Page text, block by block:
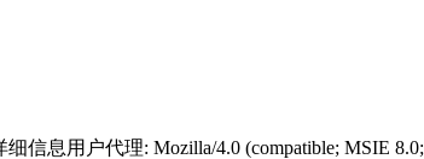
息用户代理: Mozilla/4.0 (compatible; MSIE